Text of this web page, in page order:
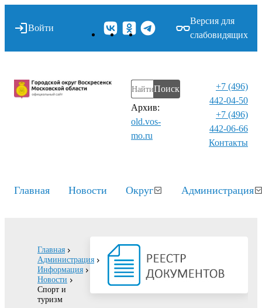
Войти
Версия для
слабовидящих
Поиск
Архив:
old.vos-
mo.ru
+7 (496)
442-04-50
+7 (496)
442-06-66
Контакты⁠
Главная Новости Округ Администрация
Главная
Администрация
Информация
Новости
Спорт и
туризм